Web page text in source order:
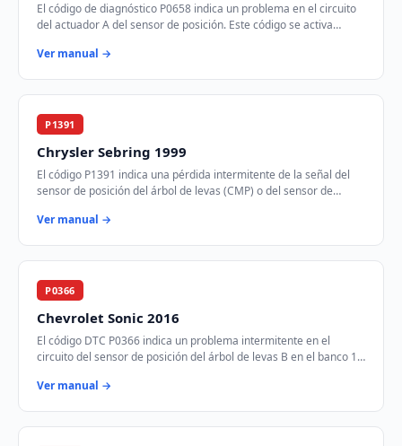
El código de diagnóstico P0658 indica un problema en el circuito
del actuador A del sensor de posición. Este código se activa
Ver manual →
P1391
Chrysler Sebring 1999
El código P1391 indica una pérdida intermitente de la señal del
sensor de posición del árbol de levas (CMP) o del sensor de
Ver manual →
P0366
Chevrolet Sonic 2016
El código DTC P0366 indica un problema intermitente en el
circuito del sensor de posición del árbol de levas B en el banco 1.
Ver manual →